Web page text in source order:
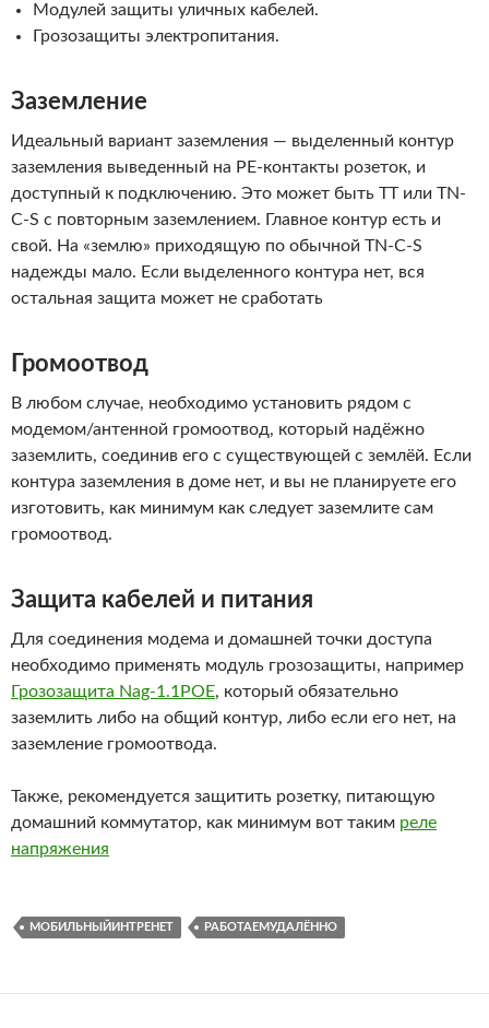
Модулей защиты уличных кабелей.
Грозозащиты электропитания.
Заземление
Идеальный вариант заземления — выделенный контур
заземления выведенный на PE-контакты розеток, и
доступный к подключению. Это может быть TT или TN-
C-S с повторным заземлением. Главное контур есть и
свой. На «землю» приходящую по обычной TN-C-S
надежды мало. Если выделенного контура нет, вся
остальная защита может не сработать
Громоотвод
В любом случае, необходимо установить рядом с
модемом/антенной громоотвод, который надёжно
заземлить, соединив его с существующей с землёй. Если
контура заземления в доме нет, и вы не планируете его
изготовить, как минимум как следует заземлите сам
громоотвод.
Защита кабелей и питания
Для соединения модема и домашней точки доступа
необходимо применять модуль грозозащиты, например
Грозозащита Nag-1.1POE, который обязательно
заземлить либо на общий контур, либо если его нет, на
заземление громоотвода.
Также, рекомендуется защитить розетку, питающую
домашний коммутатор, как минимум вот таким реле
напряжения
МОБИЛЬНЫЙИНТРЕНЕТ РАБОТАЕМУДАЛЁННО